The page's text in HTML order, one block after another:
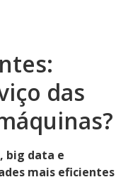
das
big data e
mais eficientes